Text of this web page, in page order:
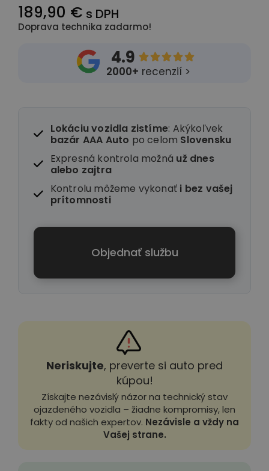
189,90 € s DPH
Doprava technika zadarmo!
4.9 
2000+ recenzií >
Lokáciu vozidla zistíme: Akýkoľvek
bazár AAA Auto po celom Slovensku
Expresná kontrola možná už dnes
alebo zajtra
Kontrolu môžeme vykonať i bez vašej
prítomnosti
Objednať službu
Neriskujte, preverte si auto pred
kúpou!
Získajte nezávislý názor na technický stav
ojazdeného vozidla – žiadne kompromisy, len
fakty od našich expertov. Nezávisle a vždy na
Vašej strane.